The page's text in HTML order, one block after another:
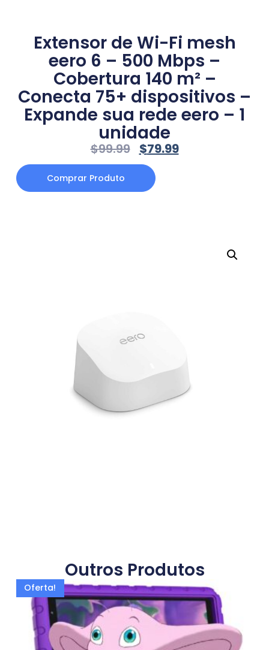
Extensor de Wi-Fi mesh
eero 6 – 500 Mbps –
Cobertura 140 m² –
Conecta 75+ dispositivos –
Expande sua rede eero – 1
unidade
$99.99 $79.99
Comprar Produto
Outros Produtos
Oferta!